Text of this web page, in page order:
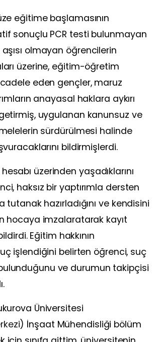
eğitime başlamasının
sonuçlu PCR testi bulunmayan
olmayan öğrencilerin
üzerine, eğitim-öğretim
eden gençler, maruz
anayasal haklara aykırı
uygulanan kanunsuz ve
sürdürülmesi halinde
bildirmişlerdi.
üzerinden yaşadıklarını
haksız bir yaptırımla dersten
tutanak hazırladığını ve kendisini
hocaya imzalaratarak kayıt
Eğitim hakkının
işlendiğini belirten öğrenci, suç
ve durumun takipçisi
Üniversitesi
) İnşaat Mühendisliği bölüm